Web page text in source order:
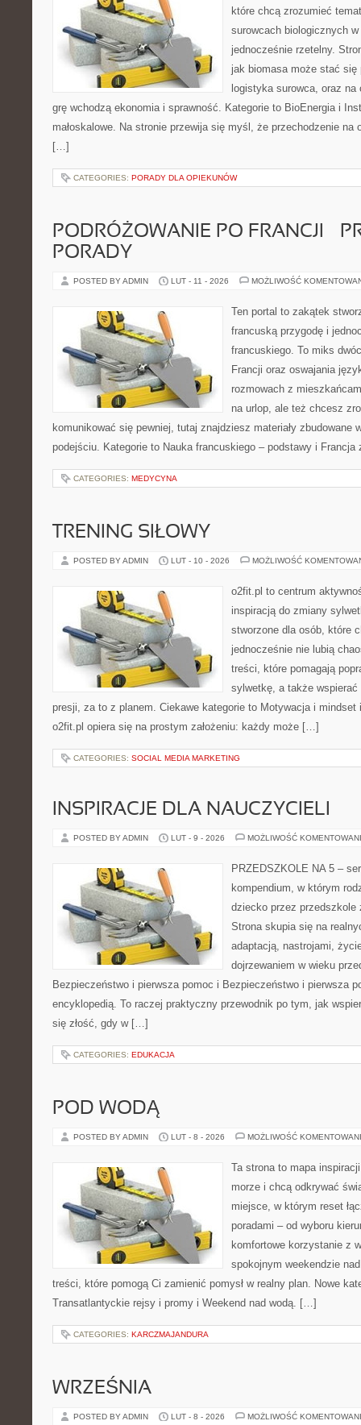
które chcą zrozumieć
surowcach biologicznych
jednocześnie rzetelny.
jak biomasa może stać się
logistyka surowca, oraz
grę wchodzą ekonomia i sprawność. Kategorie to BioEnergia i
małoskalowe. Na stronie przewija się myśl, że przechodzenie na
[…]
CATEGORIES: PORADY DLA OPIEKUNÓW
PODRÓŻOWANIE PO FRANCJI –
PORADY
POSTED BY ADMIN LUT - 11 - 2026 MOŻLIWOŚĆ
Ten portal to zakątek
francuską przygodę i
francuskiego. To miks
Francji oraz oswajania
rozmowach z
na urlop, ale też chcesz
komunikować się pewniej, tutaj znajdziesz materiały zbudowane
podejściu. Kategorie to Nauka francuskiego – podstawy i
CATEGORIES: MEDYCYNA
TRENING SIŁOWY
POSTED BY ADMIN LUT - 10 - 2026 MOŻLIWOŚĆ
o2fit.pl to centrum
inspiracją do zmiany
stworzone dla osób, które
jednocześnie nie lubią
treści, które pomagają
sylwetkę, a także
presji, za to z planem. Ciekawe kategorie to Motywacja i mindset
o2fit.pl opiera się na prostym założeniu: każdy może […]
CATEGORIES: SOCIAL MEDIA MARKETING
INSPIRACJE DLA NAUCZYCIELI
POSTED BY ADMIN LUT - 9 - 2026 MOŻLIWOŚĆ
PRZEDSZKOLE NA 5 –
kompendium, w którym
dziecko przez przedszkole
Strona skupia się na
adaptacją, nastrojami,
dojrzewaniem w wieku
Bezpieczeństwo i pierwsza pomoc i Bezpieczeństwo i pierwsza
encyklopedią. To raczej praktyczny przewodnik po tym, jak
się złość, gdy w […]
CATEGORIES: EDUKACJA
POD WODĄ
POSTED BY ADMIN LUT - 8 - 2026 MOŻLIWOŚĆ
Ta strona to mapa
morze i chcą odkrywać
miejsce, w którym reset
poradami – od wyboru
komfortowe korzystanie z
spokojnym weekendzie
treści, które pomogą Ci zamienić pomysł w realny plan. Nowe
Transatlantyckie rejsy i promy i Weekend nad wodą. […]
CATEGORIES: KARCZMAJANDURA
WRZEŚNIA
POSTED BY ADMIN LUT - 8 - 2026 MOŻLIWOŚĆ